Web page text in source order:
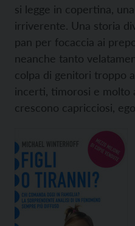
si legge in copertina,
irriverente. Una storia
pan per focaccia ai
neanche tanto
colpa di genitori troppo
incerti, timorosi e molto
crescono capricciosi,